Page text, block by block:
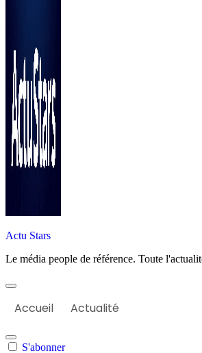
Actu Stars
Le média people de référence. Toute
Accueil Actualité
S'abonner